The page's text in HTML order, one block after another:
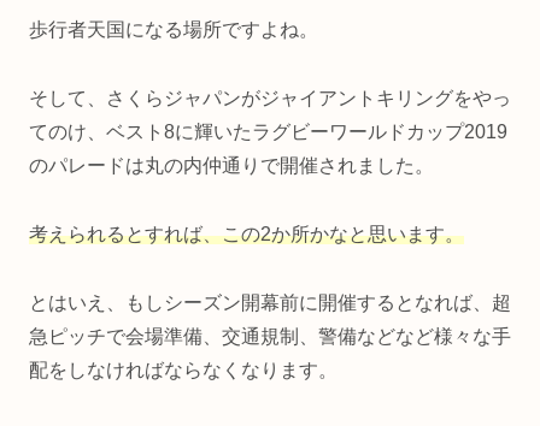
歩行者天国になる場所ですよね。
そして、さくらジャパンがジャイアントキリングをやっ
てのけ、ベスト8に輝いたラグビーワールドカップ2019
のパレードは丸の内仲通りで開催されました。
考えられるとすれば、この2か所かなと思います。
とはいえ、もしシーズン開幕前に開催するとなれば、超
急ピッチで会場準備、交通規制、警備などなど様々な手
配をしなければならなくなります。